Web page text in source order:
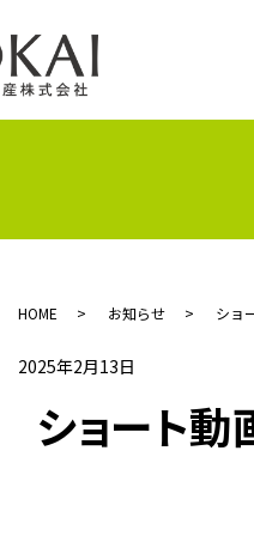
HOME お知らせ ショ
2025年2月13日
ショート